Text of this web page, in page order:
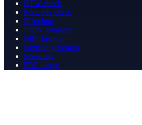
BTW-check
Postcode check
IP lookup
JSON formatter
Diff checker
Favicon generator
Speedtest
PDF merge